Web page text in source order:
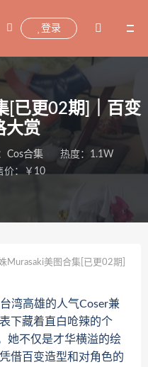
登录
[已更02期]｜百变
大赏
Cos合集
热度：1.1W
价：￥10
Murasaki美图合集[已更02期]
高雄的人气Coser兼
下藏着直白呛辣的个
她不仅是才华横溢的绘
借百变造型和对角色的